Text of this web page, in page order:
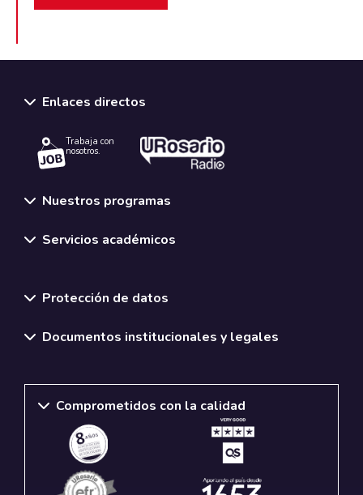
Enlaces directos
Trabaja con
nosotros.
Nuestros programas
Servicios académicos
Protección de datos
Documentos institucionales y legales
Comprometidos con la calidad